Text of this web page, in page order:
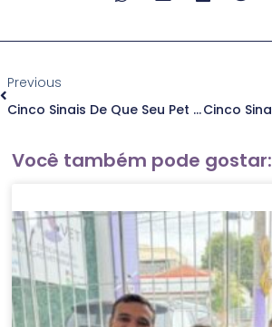
Previous
Cinco Sinais De Que Seu Pet Precisa De Atendimento Veterinário Especializado
Você também pode gostar: